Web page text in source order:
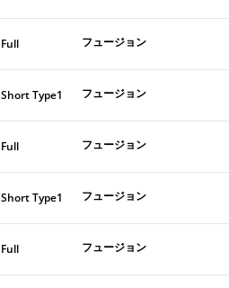
Full フュージョン
Short Type1 フュージョン
Full フュージョン
Short Type1 フュージョン
Full フュージョン